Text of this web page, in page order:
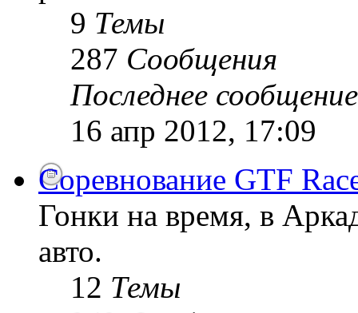
9 Темы
287 Сообщения
Последнее сообщение
16 апр 2012, 17:09
Соревнование GTF
Гонки на время, в
авто.
12 Темы